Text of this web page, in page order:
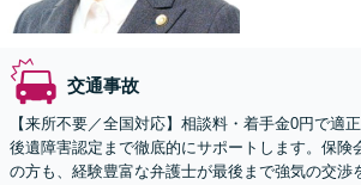
交通事故
【来所不要／全国対応】相談料・着手金0円で適
後遺障害認定まで徹底的にサポートします。保険
の方も、経験豊富な弁護士が最後まで強気の交渉